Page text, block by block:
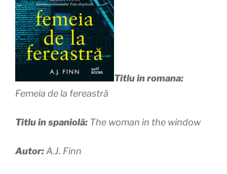
Titlu in romana:
Femeia de la fereastră
Titlu in spaniolă: The woman in the window
Autor:A.J. Finn